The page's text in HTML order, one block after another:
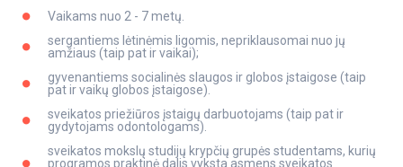
Vaikams nuo 2 - 7 metų.
sergantiems lėtinėmis ligomis, nepriklausomai nuo jų
amžiaus (taip pat ir vaikai);
gyvenantiems socialinės slaugos ir globos įstaigose (taip
pat ir vaikų globos įstaigose).
sveikatos priežiūros įstaigų darbuotojams (taip pat ir
gydytojams odontologams).
sveikatos mokslų studijų krypčių grupės studentams, kurių
programos praktinė dalis vyksta asmens sveikatos